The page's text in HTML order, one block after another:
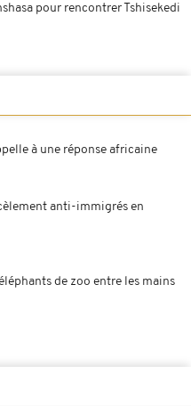
pour rencontrer Tshisekedi
à une réponse africaine
anti-immigrés en
de zoo entre les mains